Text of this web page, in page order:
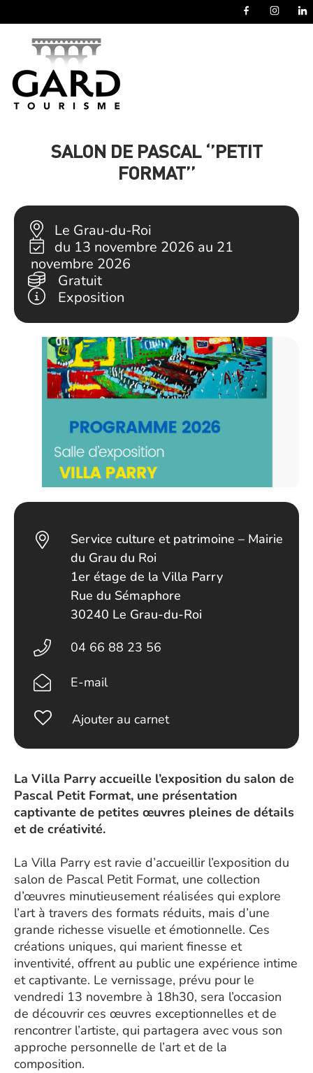
SALON DE PASCAL ‘’PETIT
FORMAT’’
Le Grau-du-Roi
du 13 novembre 2026 au 21
novembre 2026
Gratuit
Exposition
La Villa Parry accueille l’exposition du salon de
Pascal Petit Format, une présentation
captivante de petites œuvres pleines de détails
et de créativité.
La Villa Parry est ravie d’accueillir l’exposition du
salon de Pascal Petit Format, une collection
d’œuvres minutieusement réalisées qui explore
l’art à travers des formats réduits, mais d’une
grande richesse visuelle et émotionnelle. Ces
créations uniques, qui marient finesse et
inventivité, offrent au public une expérience intime
et captivante. Le vernissage, prévu pour le
vendredi 13 novembre à 18h30, sera l’occasion
de découvrir ces œuvres exceptionnelles et de
rencontrer l’artiste, qui partagera avec vous son
approche personnelle de l’art et de la
composition.
Service culture et patrimoine – Mairie
du Grau du Roi
1er étage de la Villa Parry
Rue du Sémaphore
30240 Le Grau-du-Roi
04 66 88 23 56
E-mail
Ajouter au carnet